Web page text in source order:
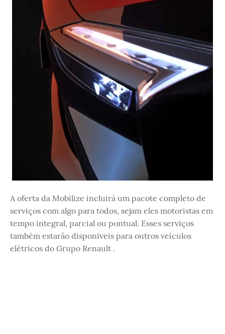
A oferta da Mobilize incluirá um pacote completo de
serviços com algo para todos, sejam eles motoristas em
tempo integral, parcial ou pontual. Esses serviços
também estarão disponíveis para outros veículos
elétricos do Grupo Renault .